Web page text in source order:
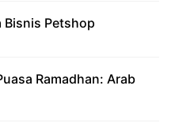
Bisnis Petshop
Ramadhan: Arab